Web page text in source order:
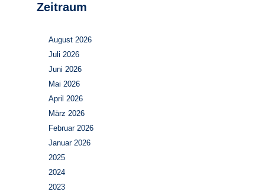
Zeitraum
August 2026
Juli 2026
Juni 2026
Mai 2026
April 2026
März 2026
Februar 2026
Januar 2026
2025
2024
2023